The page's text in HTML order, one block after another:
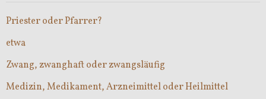
Priester oder Pfarrer?
etwa
Zwang, zwanghaft oder zwangsläufig
Medizin, Medikament, Arzneimittel oder Heilmittel